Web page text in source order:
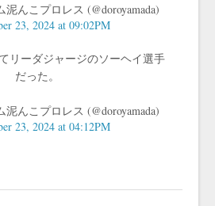
んこプロレス (@doroyamada)
23, 2024 at 09:02PM
リーダジャージのソーヘイ選手
だった。
んこプロレス (@doroyamada)
23, 2024 at 04:12PM